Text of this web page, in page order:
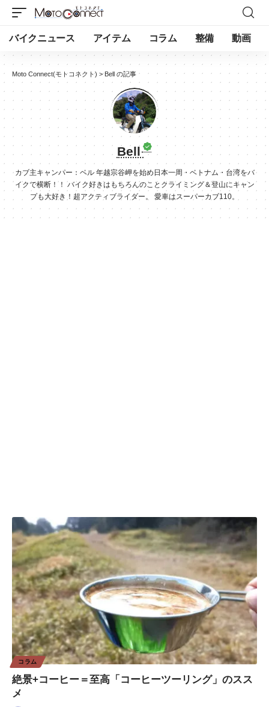
バイクニュース アイテム コラム 整備 動画
Moto Connect(モトコネクト) >Bell の記事
Bell
カブ主キャンパー：ベル 年越宗谷岬を始め日本一周・ベトナム・台湾をバ
イクで横断！！ バイク好きはもちろんのことクライミング＆登山にキャン
プも大好き！超アクティブライダー。 愛車はスーパーカブ110。
コラム
絶景+コーヒー＝至高「コーヒーツーリング」のスス
メ